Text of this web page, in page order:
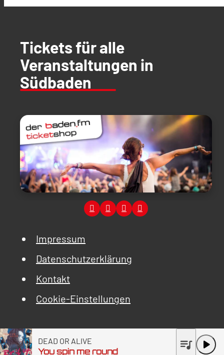
Tickets für alle
Veranstaltungen in
Südbaden
Impressum
Datenschutzerklärung
Kontakt
Cookie-Einstellungen
DEAD OR ALIVE
You spin me round play_arrow
queue_music